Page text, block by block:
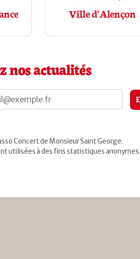
Ville d'Alençon
nos actualités
Concert de Monsieur Saint George.
utilisées à des fins statistiques anonymes